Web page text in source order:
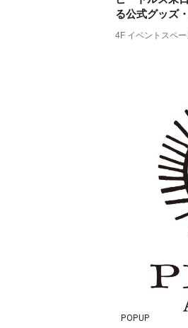
る公式グッズ
4F イベントスペー
POPUP